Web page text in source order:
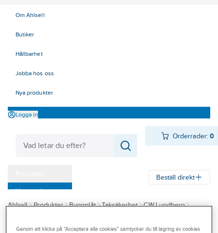
Om Ahlsell
Butiker
Hållbarhet
Jobba hos oss
Nya produkter
Logga in
Orderrader:0
Varumärken
Kampanjer
Outlet
Beställ direkt
Ahlsell Produkter Byggplåt Taksäkerhet
CW Lundberg
Genom att klicka på "Acceptera alla cookies" samtycker du till lagring av cookies